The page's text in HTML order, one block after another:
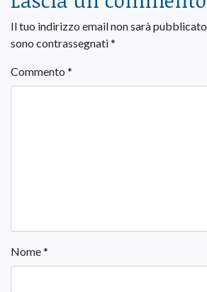
Il tuo indirizzo email non sarà pubblicato.
sono contrassegnati*
Commento *
Nome*